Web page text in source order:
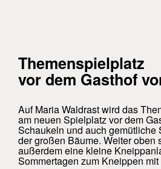
Themenspielplatz
vor dem Gasthof
Auf Maria Waldrast wird das
am neuen Spielplatz vor dem
Schaukeln und auch
der großen Bäume. Weiter oben
außerdem eine kleine
Sommertagen zum Kneippen